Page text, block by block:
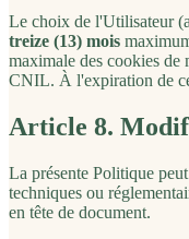
Le choix de l'Utilisateur
treize (13) mois
maximale des cookies de
CNIL. À l'expiration de
Article 8.
La présente Politique
techniques ou
en tête de document.